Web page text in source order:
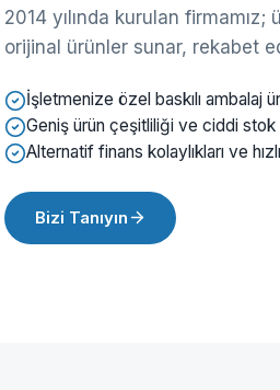
2014 yılında kurulan
orijinal ürünler sunar, rekabet
İşletmenize özel baskılı ambalaj
Geniş ürün çeşitliliği ve ciddi stok
Alternatif finans kolaylıkları ve
Bizi Tanıyın